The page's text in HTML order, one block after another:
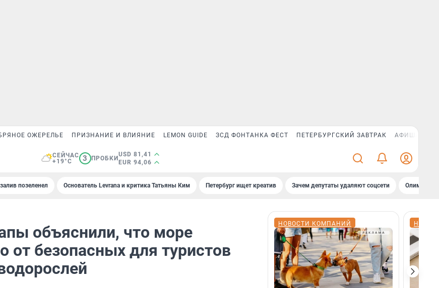
ОЖЕРЕЛЬЕ ПРИЗНАНИЕ И ВЛИЯНИЕ LEMON GUIDE ЗСД ФОНТАНКА ФЕСТ ПЕТЕРБУРГСКИЙ ЗАВТРАК АФИША PLUS
СЕЙЧАС
+19°C
3 ПРОБКИ
USD 81,41
EUR 94,06
позеленел Основатель Levrana и критика Татьяны Ким Петербург ищет креатив Зачем депутаты удаляют соцсети
объяснили, что море
от безопасных для туристов
НОВОСТИ КОМПАНИЙ